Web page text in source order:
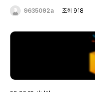
니다.판매하실분은 아래 링크 클
https://open.kakao.com/o/
9635092a 조회 918